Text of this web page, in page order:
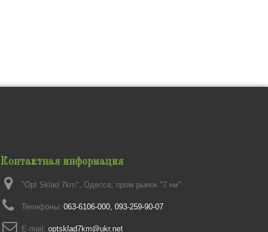
Контактная информация
"Opt Sklad 7km", Одесса, пром рынок "7 км"
Телефоны: 063-6106-000, 093-259-90-07
E-mail: optsklad7km@ukr.net